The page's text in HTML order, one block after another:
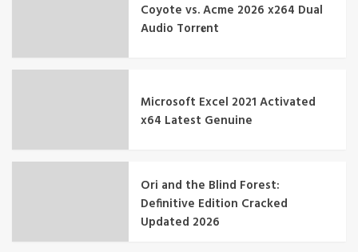
Coyote vs. Acme 2026 x264 Dual
Audio Torr𝐞nt
Microsoft Excel 2021 Activated
x64 Latest Genuine
Ori and the Blind Forest:
Definitive Edition Cracked
Updated 2026